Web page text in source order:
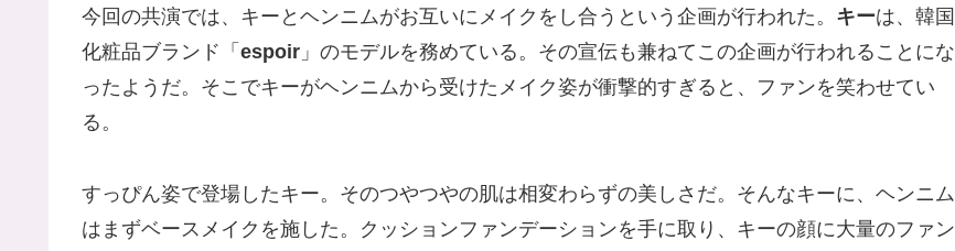
今回の共演では、キーとヘンニムがお互いにメイクをし合うという企画が行われた。 キーは、韓国
化粧品ブランド「 espoir 」のモデルを務めている。その宣伝も兼ねてこの企画が行われることにな
ったようだ。そこでキーがヘンニムから受けたメイク姿が衝撃的すぎると、ファンを笑わせてい
る。
すっぴん姿で登場したキー。そのつやつやの肌は相変わらずの美しさだ。そんなキーに、ヘンニム
はまずベースメイクを施した。クッションファンデーションを手に取り、キーの顔に大量のファン